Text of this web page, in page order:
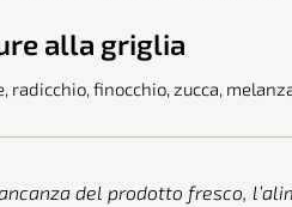
alla griglia
radicchio, finocchio, zucca,
del prodotto fresco,